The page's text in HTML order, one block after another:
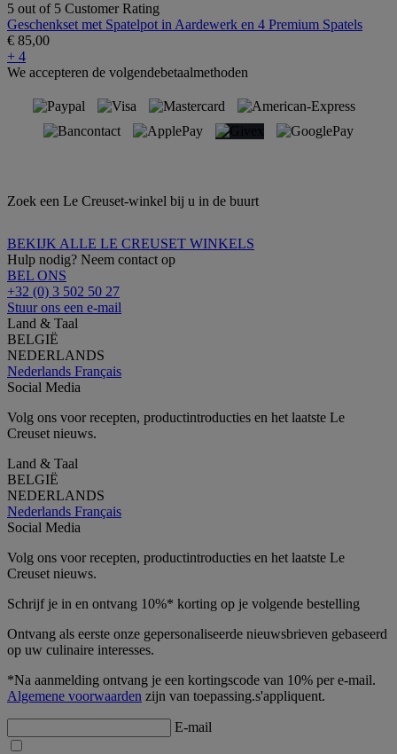
5 out of 5 Customer Rating
Geschenkset met Spatelpot in Aardewerk en 4 Premium Spatels
€ 85,00
+ 4
We accepteren de volgendebetaalmethoden
Zoek een Le Creuset-winkel bij u in de buurt
BEKIJK ALLE LE CREUSET WINKELS
Hulp nodig? Neem contact op
BEL ONS
+32 (0) 3 502 50 27
Stuur ons een e-mail
Land & Taal
BELGIË
NEDERLANDS
Nederlands Français
Social Media
Volg ons voor recepten, productintroducties en het laatste Le
Creuset nieuws.
Land & Taal
BELGIË
NEDERLANDS
Nederlands Français
Social Media
Volg ons voor recepten, productintroducties en het laatste Le
Creuset nieuws.
Schrijf je in en ontvang 10%* korting op je volgende bestelling
Ontvang als eerste onze gepersonaliseerde nieuwsbrieven gebaseerd
op uw culinaire interesses.
*Na aanmelding ontvang je een kortingscode van 10% per e-mail.
Algemene voorwaarden zijn van toepassing.s'appliquent.
E-mail